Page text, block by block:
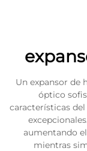
Un expansor de
óptico
características
aumentando
mientras